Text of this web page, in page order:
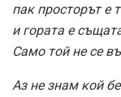
пак просторът е
и гората е
Само той не се
Аз не знам кой